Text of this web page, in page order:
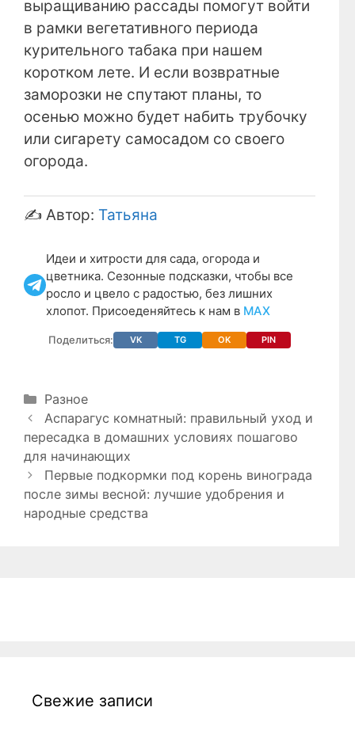
выращиванию рассады помогут войти
в рамки вегетативного периода
курительного табака при нашем
коротком лете. И если возвратные
заморозки не спутают планы, то
осенью можно будет набить трубочку
или сигарету самосадом со своего
огорода.
✍️ Автор: Татьяна
Идеи и хитрости для сада, огорода и
цветника. Сезонные подсказки, чтобы все
росло и цвело с радостью, без лишних
хлопот. Присоеденяйтесь к нам в МАХ
Поделиться: VK TG OK PIN
Рубрики
Разное
Аспарагус комнатный: правильный уход и
пересадка в домашних условиях пошагово
для начинающих
Первые подкормки под корень винограда
после зимы весной: лучшие удобрения и
народные средства
Свежие записи